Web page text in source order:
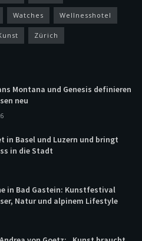
Watches Wellnesshotel
Zürich
Montana und Genesis definieren
neu
in Basel und Luzern und bringt
in die Stadt
in Bad Gastein: Kunstfestival
Natur und alpinem Lifestyle